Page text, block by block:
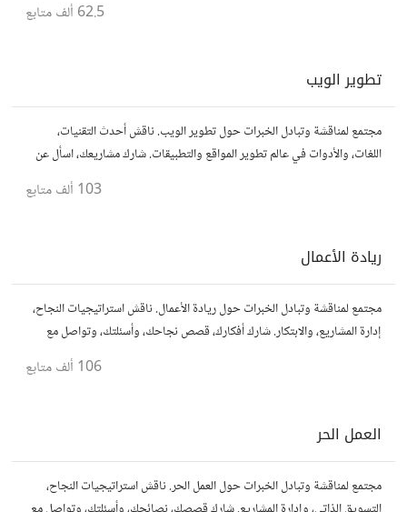
62.5 ألف متابع
تطوير الويب
مجتمع لمناقشة وتبادل الخبرات حول تطوير الويب. ناقش أحدث التقنيات،
اللغات، والأدوات في عالم تطوير المواقع والتطبيقات. شارك مشاريعك، اسأل عن
103 ألف متابع
ريادة الأعمال
مجتمع لمناقشة وتبادل الخبرات حول ريادة الأعمال. ناقش استراتيجيات النجاح،
إدارة المشاريع، والابتكار. شارك أفكارك، قصص نجاحك، وأسئلتك، وتواصل مع
106 ألف متابع
العمل الحر
مجتمع لمناقشة وتبادل الخبرات حول العمل الحر. ناقش استراتيجيات النجاح،